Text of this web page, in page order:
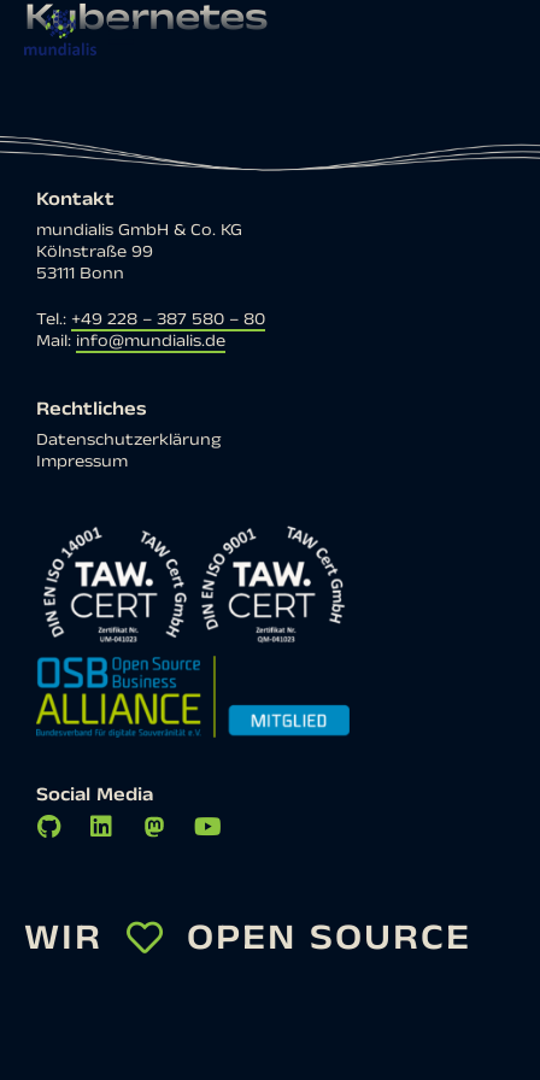
Kubernetes
Kontakt
mundialis GmbH & Co. KG
Kölnstraße 99
53111 Bonn
Tel.: +49 228 – 387 580 – 80
Mail: info@mundialis.de
Rechtliches
Datenschutzerklärung
Impressum
Social Media
WIR OPEN SOURCE